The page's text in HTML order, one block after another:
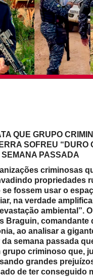
QUE GRUPO
SOFREU “DURO
PASSADA
criminosas
propriedades
se fossem usar o
na verdade
ambiental”.
Braguin, comandante
ao analisar a
semana passada
criminoso que,
grandes
de ter conseguido